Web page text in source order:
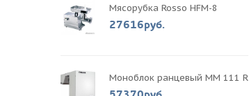
Мясорубка Rosso HFM-8
27616руб.
Моноблок ранцевый MM 111 R